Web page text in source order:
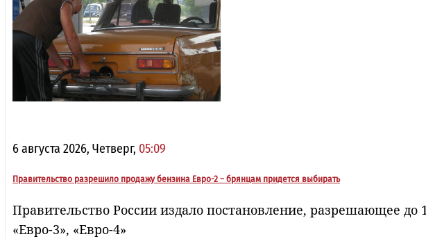
6 августа 2026, Четверг, 05:09
Правительство разрешило продажу бензина Евро-2 − брянцам придется выбирать
Правительство России издало постановление, разрешающее до
«Евро-3», «Евро-4»